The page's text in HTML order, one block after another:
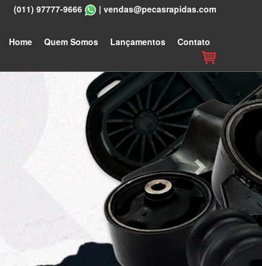
(011) 97777-9666 | vendas@pecasrapidas.com
Home Quem Somos Lançamentos Contato